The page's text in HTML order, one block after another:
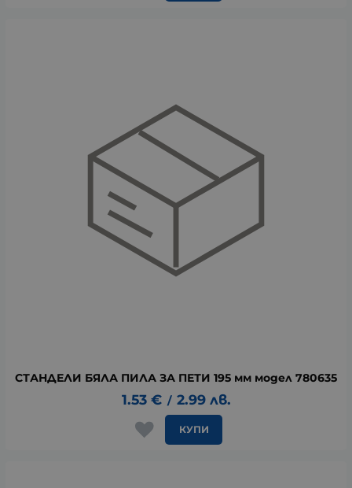
СТАНДЕЛИ БЯЛА ПИЛА ЗА ПЕТИ 195 мм модел 780635
1.53 € / 2.99 лв.
КУПИ